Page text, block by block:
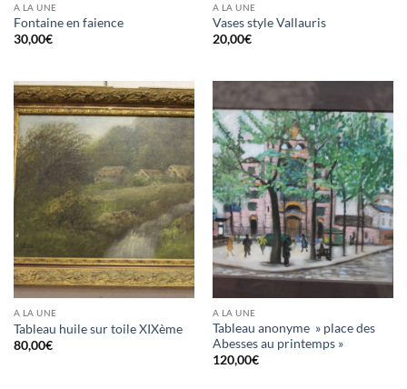
A LA UNE
Fontaine en faience
30,00€
A LA UNE
Vases style Vallauris
20,00€
A LA UNE
Tableau huile sur toile XIXème
80,00€
A LA UNE
Tableau anonyme » place des
Abesses au printemps »
120,00€